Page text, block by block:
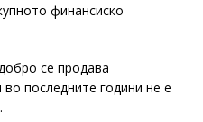
финансиско
се продава
последните години не е